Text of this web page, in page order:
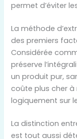
permet d’éviter
La méthode
des premiers
Considérée
préserve
un produit pur,
coûte plus cher
logiquement sur
La distinction
est tout aussi